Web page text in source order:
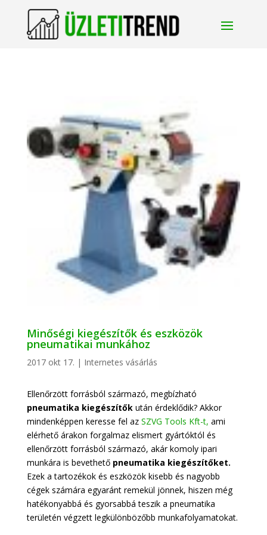
Minőségi kiegészítők és eszközök
pneumatikai munkához
2017 okt 17. | Internetes vásárlás
Ellenőrzött forrásból származó, megbízható
pneumatika kiegészítőkután érdeklődik? Akkor
mindenképpen keresse fel az SZVG Tools Kft-t, ami
elérhető árakon forgalmaz elismert gyártóktól és
ellenőrzött forrásból származó, akár komoly ipari
munkára is bevethető pneumatika kiegészítőket.
Ezek a tartozékok és eszközök kisebb és nagyobb
cégek számára egyaránt remekül jönnek, hiszen még
hatékonyabbá és gyorsabbá teszik a pneumatika
területén végzett legkülönbözőbb munkafolyamatokat.